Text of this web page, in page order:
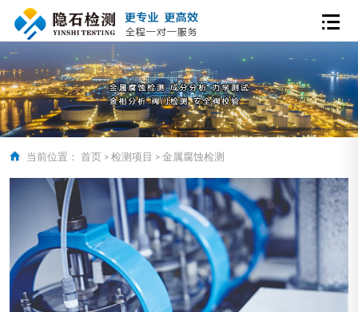
当前位置： 首页 > 检测项目 > 金属腐蚀检测